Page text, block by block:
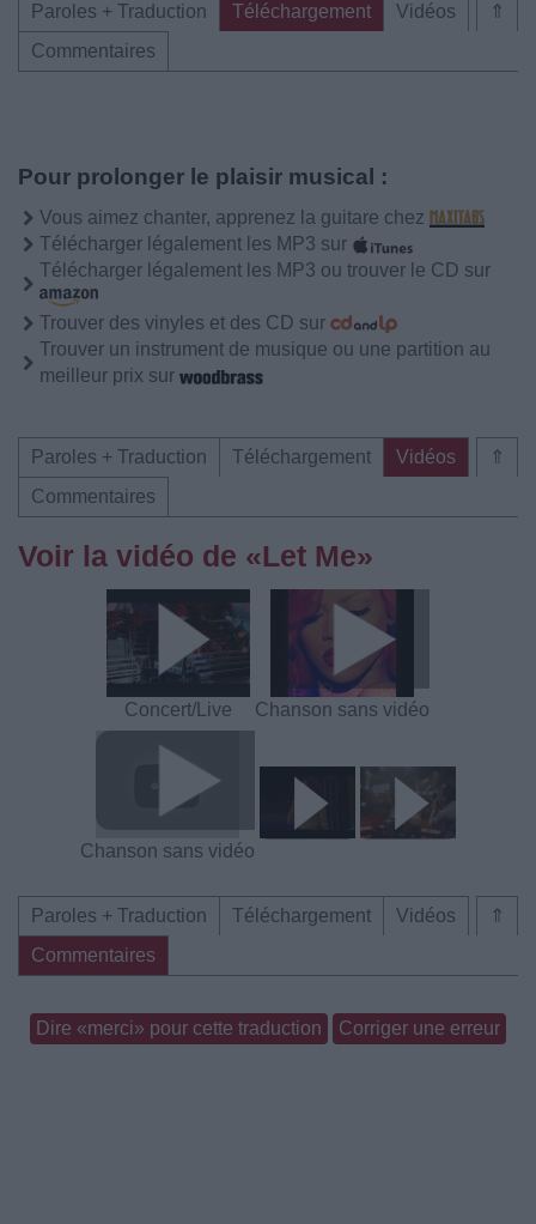
⇑
Paroles + Traduction Téléchargement
Vidéos
Commentaires
Pour prolonger le plaisir musical :
Vous aimez chanter, apprenez la guitare chez
Télécharger légalement les MP3 sur
Télécharger légalement les MP3 ou trouver le CD sur
Trouver des vinyles et des CD sur
Trouver un instrument de musique ou une partition au
meilleur prix sur
⇑
Paroles + Traduction Téléchargement
Vidéos
Commentaires
Voir la vidéo de «Let Me»
Concert/Live Chanson sans vidéo
Chanson sans vidéo
⇑
Paroles + Traduction Téléchargement
Vidéos
Commentaires
Dire «merci» pour cette traduction Corriger une erreur